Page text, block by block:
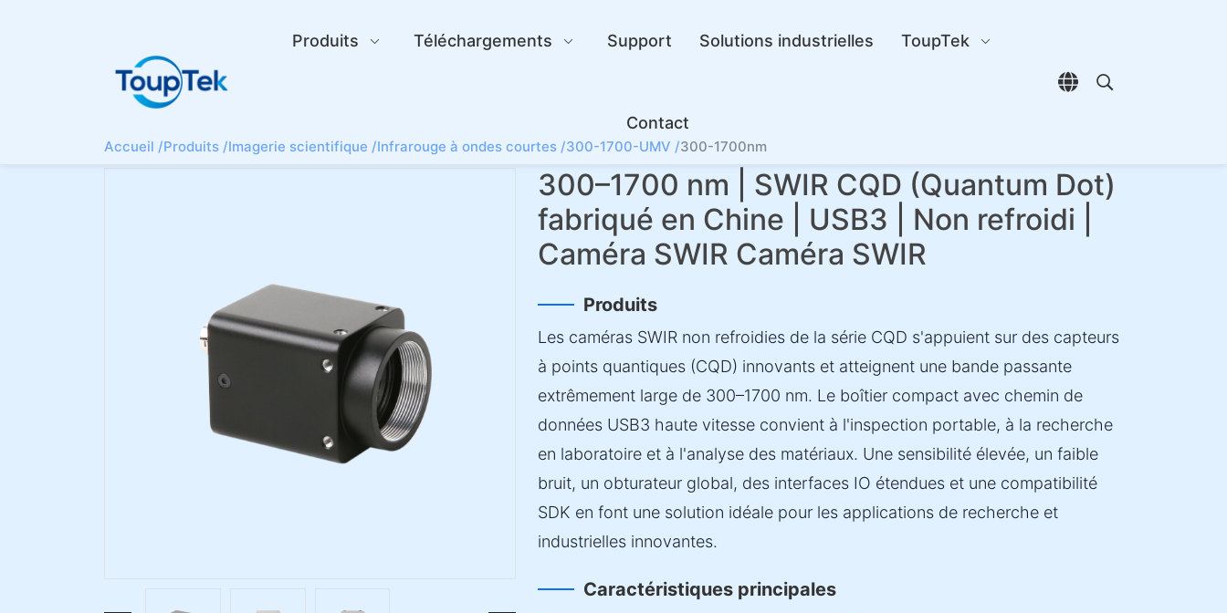
Produits Téléchargements Support Solutions industrielles ToupTek
Contact
Ouvrir le sélecteur
Ouvrir la
Accueil /Produits /Imagerie scientifique /Infrarouge à ondes courtes /300-1700-UMV /300-1700nm
300–1700 nm | SWIR CQD (Quantum Dot)
fabriqué en Chine | USB3 | Non refroidi |
Caméra SWIR Caméra SWIR
Produits
Les caméras SWIR non refroidies de la série CQD s'appuient sur des capteurs
à points quantiques (CQD) innovants et atteignent une bande passante
extrêmement large de 300–1700 nm. Le boîtier compact avec chemin de
données USB3 haute vitesse convient à l'inspection portable, à la recherche
en laboratoire et à l'analyse des matériaux. Une sensibilité élevée, un faible
bruit, un obturateur global, des interfaces IO étendues et une compatibilité
SDK en font une solution idéale pour les applications de recherche et
industrielles innovantes.
Caractéristiques principales